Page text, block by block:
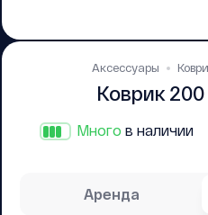
Аксессуары
Коврик
Много в наличии
Аренда